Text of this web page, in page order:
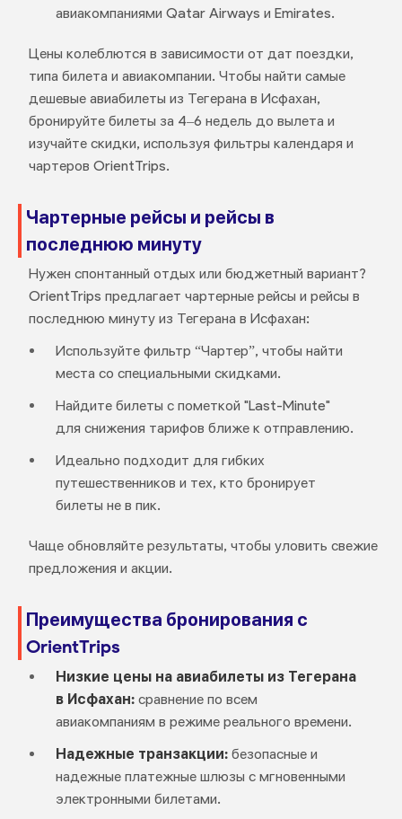
авиакомпаниями Qatar Airways и Emirates.
Цены колеблются в зависимости от дат поездки,
типа билета и авиакомпании. Чтобы найти самые
дешевые авиабилеты из Тегерана в Исфахан,
бронируйте билеты за 4–6 недель до вылета и
изучайте скидки, используя фильтры календаря и
чартеров OrientTrips.
Чартерные рейсы и рейсы в
последнюю минуту
Нужен спонтанный отдых или бюджетный вариант?
OrientTrips предлагает чартерные рейсы и рейсы в
последнюю минуту из Тегерана в Исфахан:
Используйте фильтр “Чартер”, чтобы найти
места со специальными скидками.
Найдите билеты с пометкой "Last-Minute"
для снижения тарифов ближе к отправлению.
Идеально подходит для гибких
путешественников и тех, кто бронирует
билеты не в пик.
Чаще обновляйте результаты, чтобы уловить свежие
предложения и акции.
Преимущества бронирования с
OrientTrips
Низкие цены на авиабилеты из Тегерана
в Исфахан:сравнение по всем
авиакомпаниям в режиме реального времени.
Надежные транзакции:безопасные и
надежные платежные шлюзы с мгновенными
электронными билетами.